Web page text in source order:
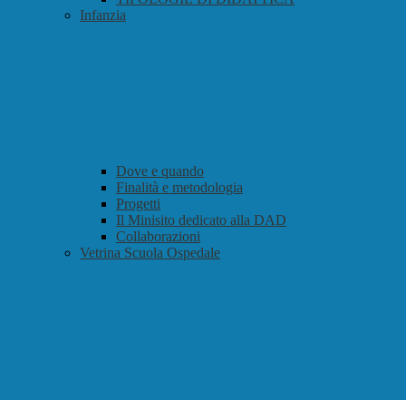
Infanzia
Dove e quando
Finalità e metodologia
Progetti
Il Minisito dedicato alla DAD
Collaborazioni
Vetrina Scuola Ospedale